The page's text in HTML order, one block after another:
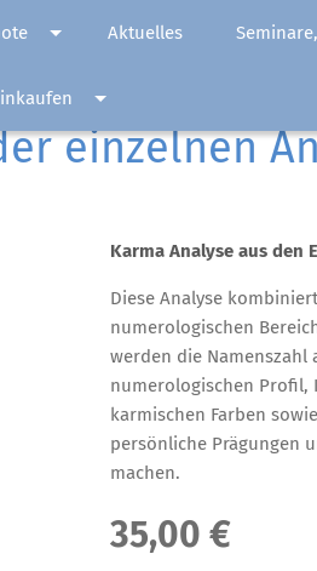
Aktuelles
einzelnen
Karma Analyse aus den
Diese Analyse
numerologischen
werden die Namenszahl
numerologischen Profil,
karmischen Farben
persönliche Prägungen
machen.
35,00 €